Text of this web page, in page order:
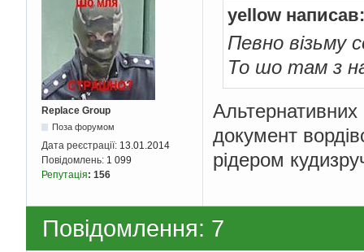
Replace Group
Поза форумом
Дата реєстрації: 13.01.2014
Повідомлень: 1 099
Репутація: 156
yellow написав:
Певно візьму
То шо там з
документ
рідером
Повідомлення: 7